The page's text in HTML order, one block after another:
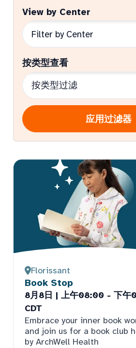
View by Center
按类型查看
应用过滤器
Florissant
Book Stop
8月8日 | 上午08:00 - 下午
CDT
Embrace your inner book
and join us for a book club
by ArchWell Health